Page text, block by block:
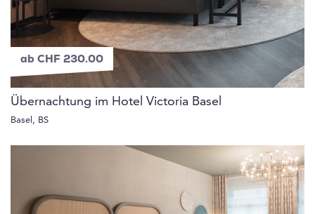
ab CHF 230.00
Übernachtung im Hotel Victoria Basel
Basel, BS